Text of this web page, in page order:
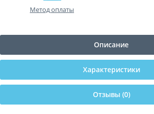
Метод оплаты
Описание
Характеристики
Отзывы (0)